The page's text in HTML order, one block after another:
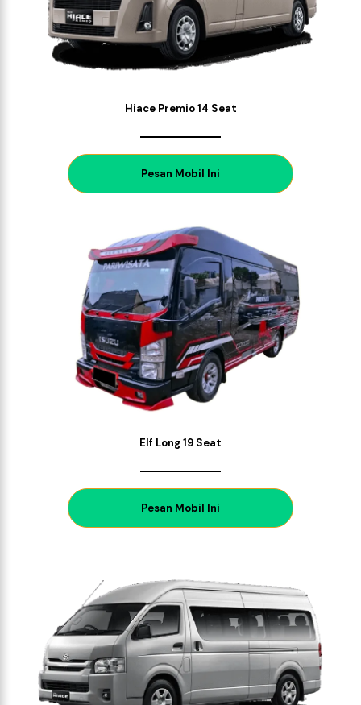
Hiace Premio 14 Seat
Pesan Mobil Ini
Elf Long 19 Seat
Pesan Mobil Ini